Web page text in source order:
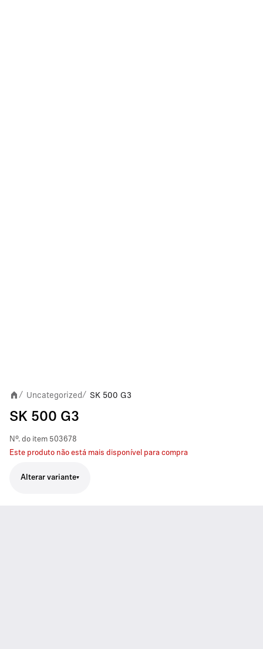
/ Uncategorized/ SK 500 G3
SK 500 G3
Nº. do item 503678
Este produto não está mais disponível para compra
Alterar variante